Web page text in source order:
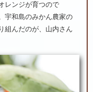
レンジが育つので
宇和島のみかん農家の
組んだのが、山内さん